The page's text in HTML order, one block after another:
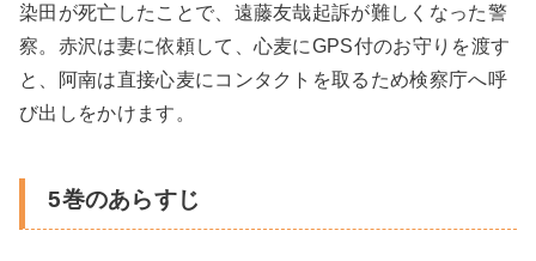
染田が死亡したことで、遠藤友哉起訴が難しくなった警
察。赤沢は妻に依頼して、心麦にGPS付のお守りを渡す
と、阿南は直接心麦にコンタクトを取るため検察庁へ呼
び出しをかけます。
5巻のあらすじ